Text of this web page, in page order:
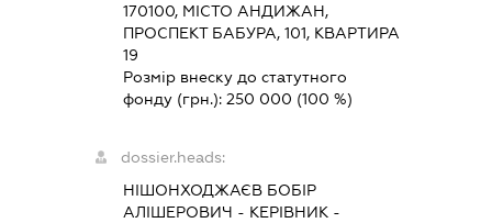
170100, МІСТО АНДИЖАН,
ПРОСПЕКТ БАБУРА, 101, КВАРТИРА
19
Розмір внеску до статутного
фонду (грн.): 250 000 (100 %)
dossier.heads:
НІШОНХОДЖАЄВ БОБІР
АЛІШЕРОВИЧ - КЕРІВНИК -